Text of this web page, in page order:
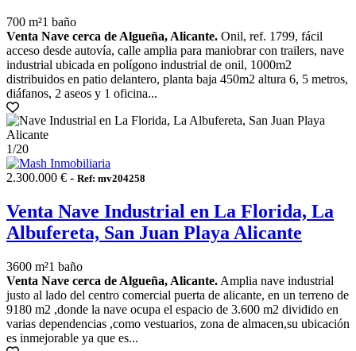
700 m²1 baño
Venta Nave cerca de Algueña, Alicante. Onil, ref. 1799, fácil
acceso desde autovía, calle amplia para maniobrar con trailers, nave
industrial ubicada en polígono industrial de onil, 1000m2
distribuidos en patio delantero, planta baja 450m2 altura 6, 5 metros,
diáfanos, 2 aseos y 1 oficina...
1/20
2.300.000 € - Ref: mv204258
Venta Nave Industrial en La Florida, La
Albufereta, San Juan Playa Alicante
3600 m²1 baño
Venta Nave cerca de Algueña, Alicante. Amplia nave industrial
justo al lado del centro comercial puerta de alicante, en un terreno de
9180 m2 ,donde la nave ocupa el espacio de 3.600 m2 dividido en
varias dependencias ,como vestuarios, zona de almacen,su ubicación
es inmejorable ya que es...